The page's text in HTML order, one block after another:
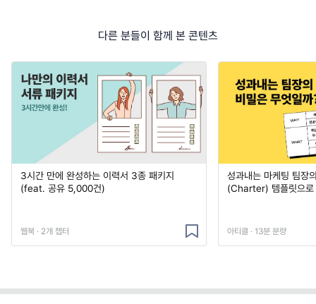
다른 분들이 함께 본 콘텐츠
3시간 만에 완성하는 이력서 3종 패키지
(feat. 공유 5,000건)
웹북 · 2개 챕터
성과내는 마케팅 팀장
(Charter) 템플릿으로
아티클 · 13분 분량